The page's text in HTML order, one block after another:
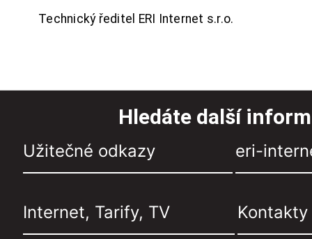
Technický ředitel ERI Internet s.r.o.
Hledáte další
Užitečné odkazy eri-
Internet, Tarify, TV Kontakty